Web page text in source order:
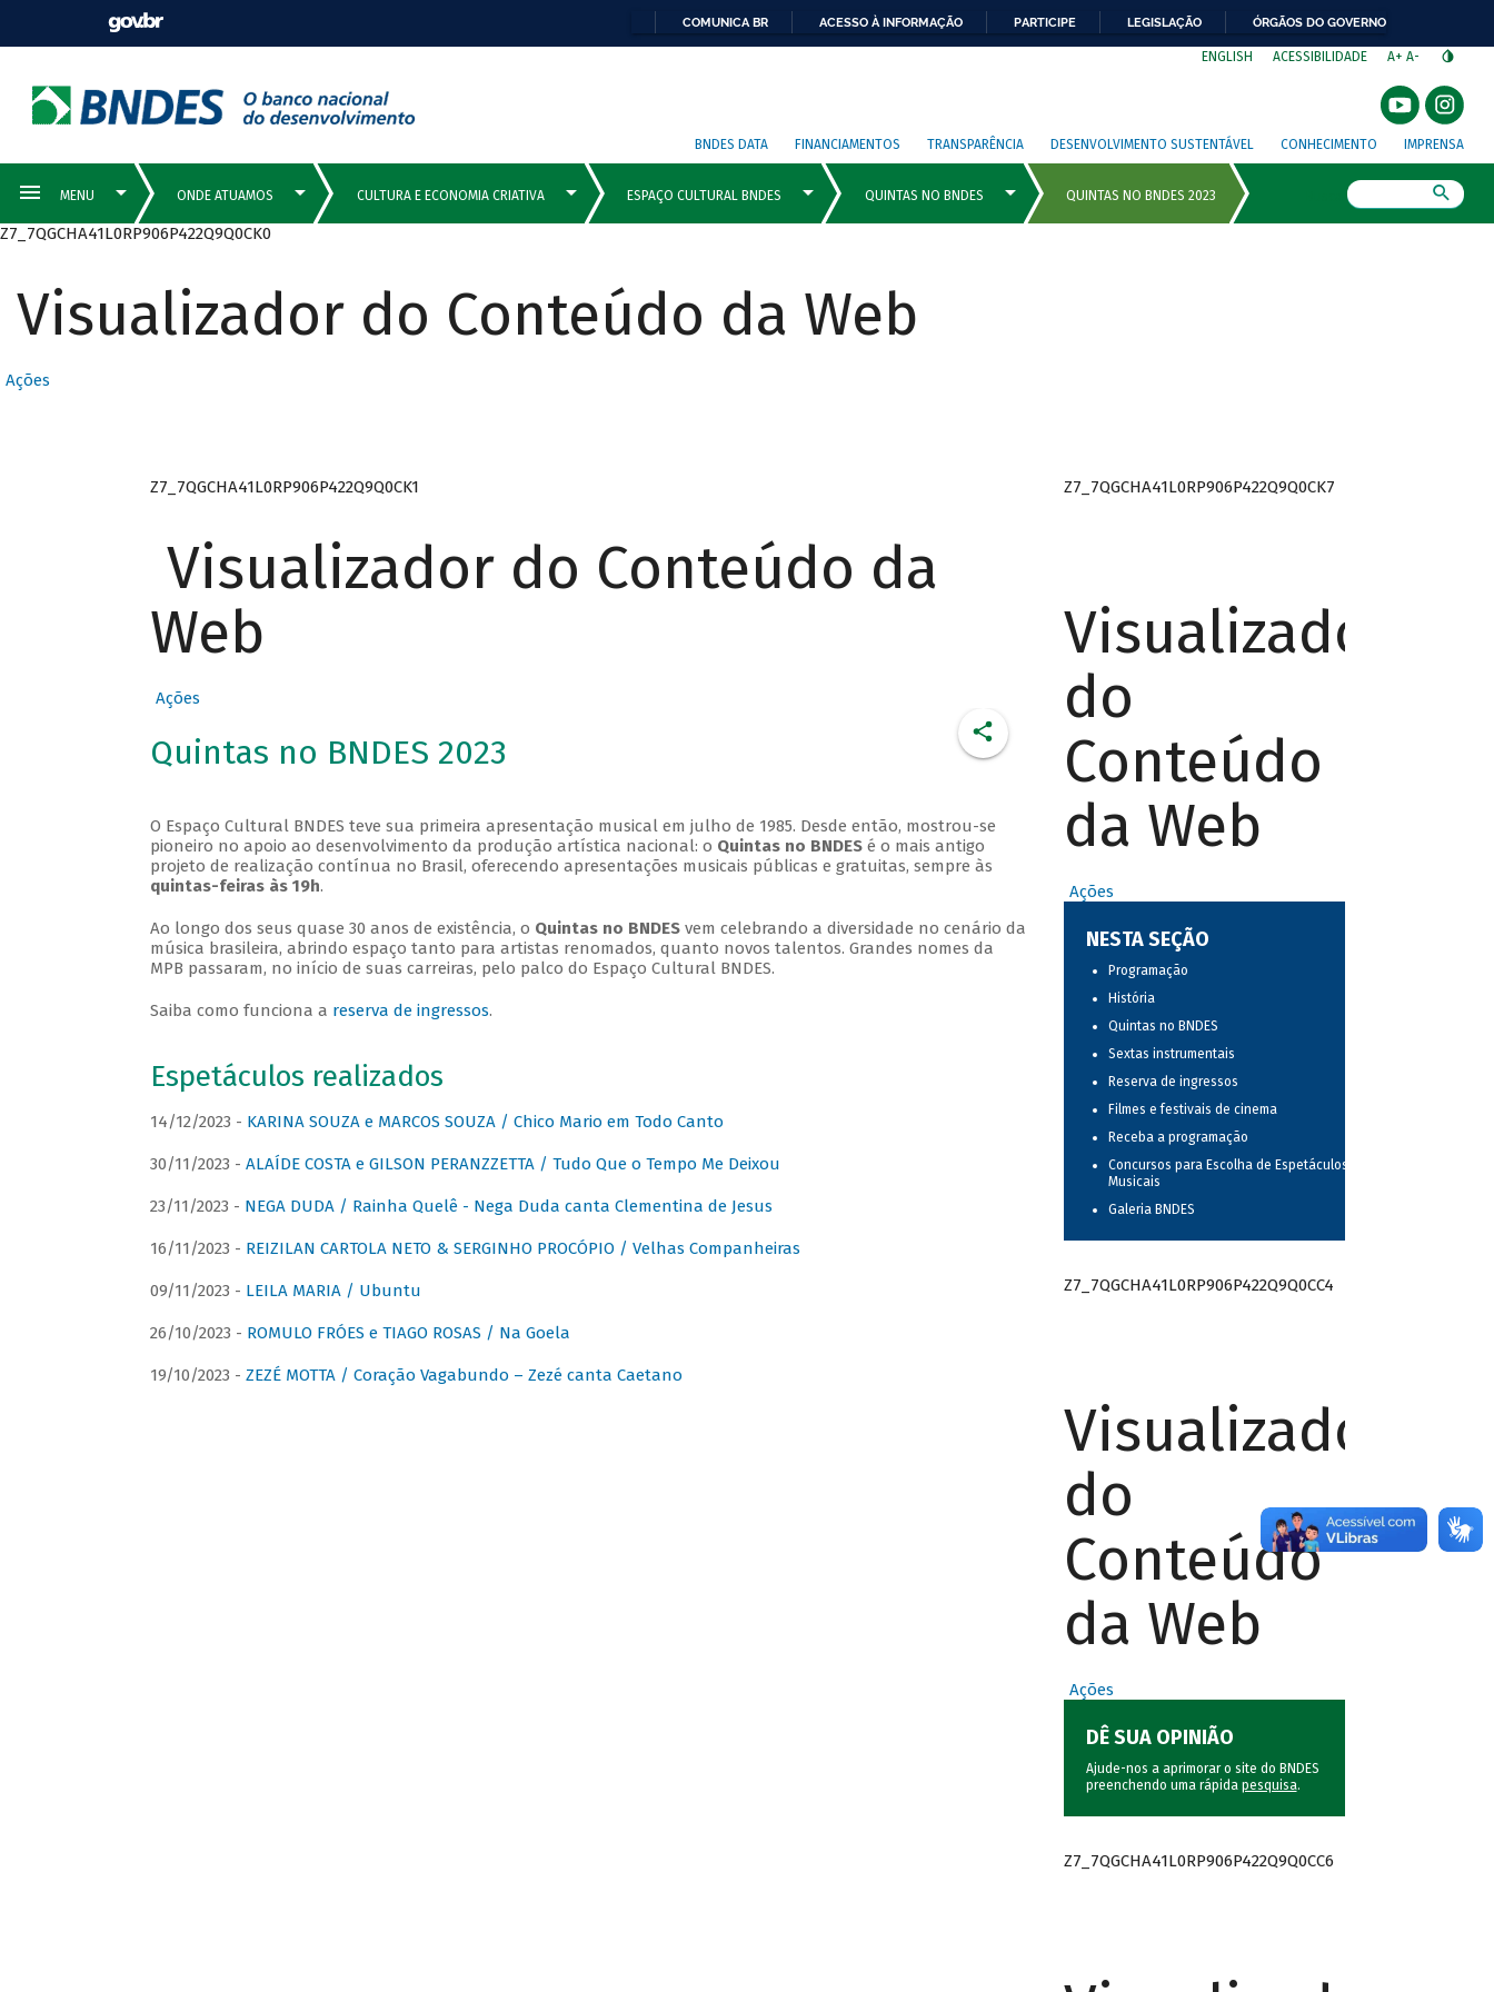
COMUNICA BR ACESSO À INFORMAÇÃO PARTICIPE LEGISLAÇÃO ÓRGÃOS DO GOVERNO
ENGLISH ACESSIBILIDADE A+ A-
BNDES DATA FINANCIAMENTOS TRANSPARÊNCIA DESENVOLVIMENTO SUSTENTÁVEL CONHECIMENTO IMPRENSA
Z7_7QGCHA41L0RP906P422Q9Q0CK0
Visualizador do Conteúdo da Web
Ações
Z7_7QGCHA41L0RP906P422Q9Q0CK1
Visualizador do Conteúdo da
Web
Ações
Quintas no BNDES 2023
O Espaço Cultural BNDES teve sua primeira apresentação musical em julho de 1985. Desde então, mostrou-se
pioneiro no apoio ao desenvolvimento da produção artística nacional: o Quintas no BNDESé o mais antigo
projeto de realização contínua no Brasil, oferecendo apresentações musicais públicas e gratuitas, sempre às
quintas-feiras às 19h.
Ao longo dos seus quase 30 anos de existência, o Quintas no BNDESvem celebrando a diversidade no cenário da
música brasileira, abrindo espaço tanto para artistas renomados, quanto novos talentos. Grandes nomes da
MPB passaram, no início de suas carreiras, pelo palco do Espaço Cultural BNDES.
Saiba como funciona a reserva de ingressos.
Espetáculos realizados
14/12/2023 - KARINA SOUZA e MARCOS SOUZA / Chico Mario em Todo Canto
30/11/2023 - ALAÍDE COSTA e GILSON PERANZZETTA / Tudo Que o Tempo Me Deixou
23/11/2023 - NEGA DUDA / Rainha Quelê - Nega Duda canta Clementina de Jesus
16/11/2023 - REIZILAN CARTOLA NETO & SERGINHO PROCÓPIO / Velhas Companheiras
09/11/2023 - LEILA MARIA / Ubuntu
26/10/2023 - ROMULO FRÓES e TIAGO ROSAS / Na Goela
19/10/2023 - ZEZÉ MOTTA / Coração Vagabundo – Zezé canta Caetano
Z7_7QGCHA41L0RP906P422Q9Q0CK7
Visualizador
do
Conteúdo
da Web
Ações
NESTA SEÇÃO
Programação
História
Quintas no BNDES
Sextas instrumentais
Reserva de ingressos
Filmes e festivais de cinema
Receba a programação
Concursos para Escolha de Espetáculos
Musicais
Galeria BNDES
Z7_7QGCHA41L0RP906P422Q9Q0CC4
Visualizador
do
Conteúdo
da Web
Ações
DÊ SUA OPINIÃO
Ajude-nos a aprimorar o site do BNDES
preenchendo uma rápida pesquisa.
Z7_7QGCHA41L0RP906P422Q9Q0CC6